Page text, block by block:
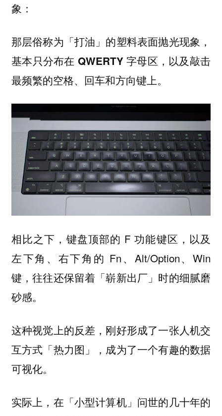
象：
那层俗称为「打油」的塑料表面抛光现象，
基本只分布在 QWERTY 字母区，以及敲击
最频繁的空格、回车和方向键上。
相比之下，键盘顶部的 F 功能键区，以及
左下角、右下角的 Fn、Alt/Option、Win
键，往往还保留着「崭新出厂」时的细腻磨
砂感。
这种视觉上的反差，刚好形成了一张人机交
互方式「热力图」，成为了一个有趣的数据
可视化。
实际上，在「小型计算机」问世的几十年的